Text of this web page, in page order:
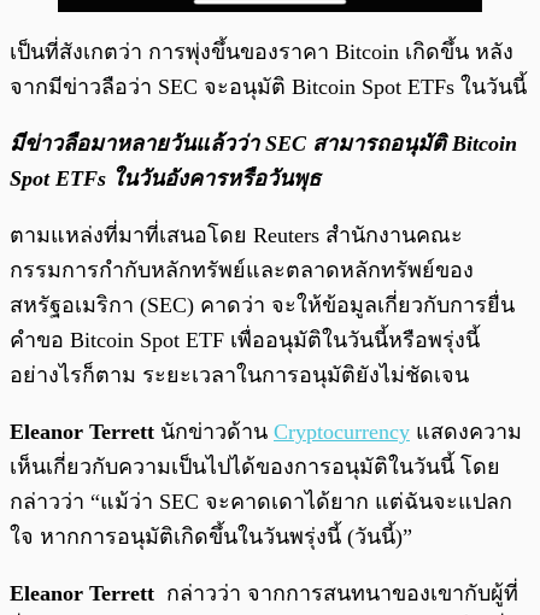
เป็นที่สังเกตว่า การพุ่งขึ้นของราคา Bitcoin เกิดขึ้น หลัง
จากมีข่าวลือว่า SEC จะอนุมัติ Bitcoin Spot ETFs ในวันนี้
มีข่าวลือมาหลายวันแล้วว่า SEC สามารถอนุมัติ Bitcoin
Spot ETFs ในวันอังคารหรือวันพุธ
ตามแหล่งที่มาที่เสนอโดย Reuters สำนักงานคณะ
กรรมการกำกับหลักทรัพย์และตลาดหลักทรัพย์ของ
สหรัฐอเมริกา (SEC) คาดว่า จะให้ข้อมูลเกี่ยวกับการยื่น
คำขอ Bitcoin Spot ETF เพื่ออนุมัติในวันนี้หรือพรุ่งนี้
อย่างไรก็ตาม ระยะเวลาในการอนุมัติยังไม่ชัดเจน
Eleanor Terrett นักข่าวด้าน Cryptocurrency แสดงความ
เห็นเกี่ยวกับความเป็นไปได้ของการอนุมัติในวันนี้ โดย
กล่าวว่า “แม้ว่า SEC จะคาดเดาได้ยาก แต่ฉันจะแปลก
ใจ หากการอนุมัติเกิดขึ้นในวันพรุ่งนี้ (วันนี้)”
Eleanor Terrett กล่าวว่า จากการสนทนาของเขากับผู้ที่